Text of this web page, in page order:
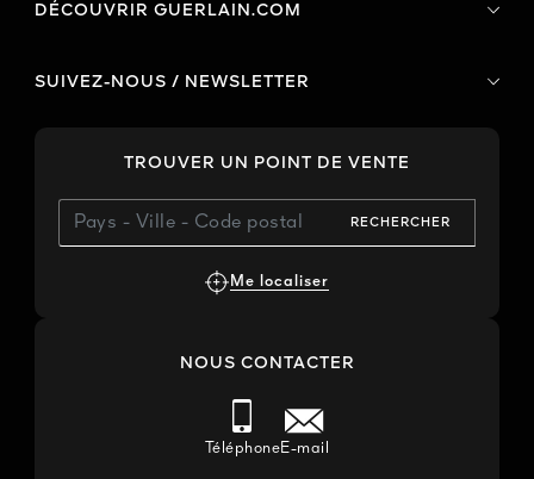
DÉCOUVRIR GUERLAIN.COM
SUIVEZ-NOUS / NEWSLETTER
TROUVER UN POINT DE VENTE
RECHERCHER
Me localiser
NOUS CONTACTER
TéléphoneE-mail